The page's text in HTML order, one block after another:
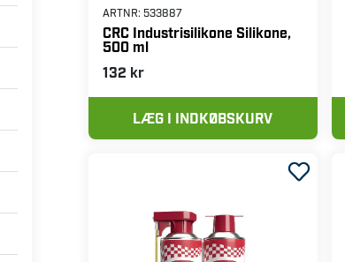
ARTNR: 533887
CRC Industrisilikone Silikone,
500 ml
132 kr
LÆG I INDKØBSKURV